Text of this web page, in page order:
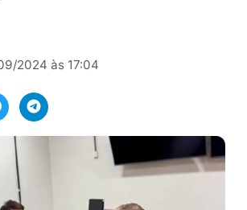
para os moradores dessas
2024 às 17:04